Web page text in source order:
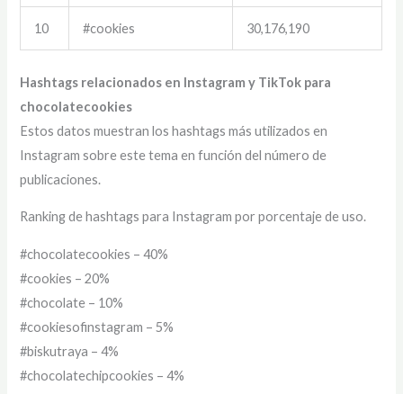
10 #cookies 30,176,190
Hashtags relacionados en Instagram y TikTok para
chocolatecookies
Estos datos muestran los hashtags más utilizados en
Instagram sobre este tema en función del número de
publicaciones.
Ranking de hashtags para Instagram por porcentaje de uso.
#chocolatecookies – 40%
#cookies – 20%
#chocolate – 10%
#cookiesofinstagram – 5%
#biskutraya – 4%
#chocolatechipcookies – 4%